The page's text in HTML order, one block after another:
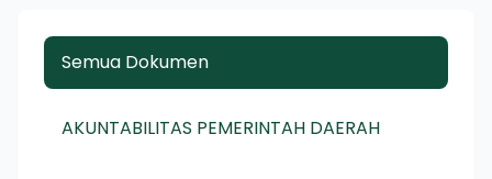
Semua Dokumen
AKUNTABILITAS PEMERINTAH DAERAH